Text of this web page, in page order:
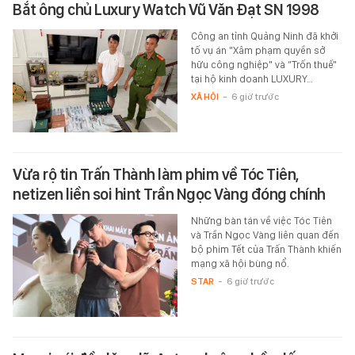
Bắt ông chủ Luxury Watch Vũ Văn Đạt SN 1998
Công an tỉnh Quảng Ninh đã khởi
tố vụ án "Xâm phạm quyền sở
hữu công nghiệp" và “Trốn thuế"
tại hộ kinh doanh LUXURY…
XÃ HỘI - 6 giờ trước
Vừa rộ tin Trấn Thành làm phim về Tóc Tiên,
netizen liền soi hint Trần Ngọc Vàng đóng chính
Những bàn tán về việc Tóc Tiên
và Trần Ngọc Vàng liên quan đến
bộ phim Tết của Trấn Thành khiến
mạng xã hội bùng nổ.
STAR - 6 giờ trước